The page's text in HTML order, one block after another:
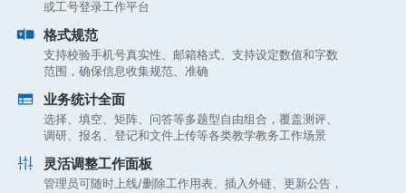
或工号登录工作平台
格式规范
支持校验手机号真实性、邮箱格式、支持设定数值和字数
范围，确保信息收集规范、准确
业务统计全面
选择、填空、矩阵、问答等多题型自由组合，覆盖测评、
调研、报名、登记和文件上传等各类教学教务工作场景
灵活调整工作面板
管理员可随时上线/删除工作用表、插入外链、更新公告，